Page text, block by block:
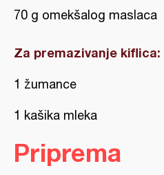
70 g omekšalog maslaca
Za premazivanje kiflica:
1 žumance
1 kašika mleka
Priprema